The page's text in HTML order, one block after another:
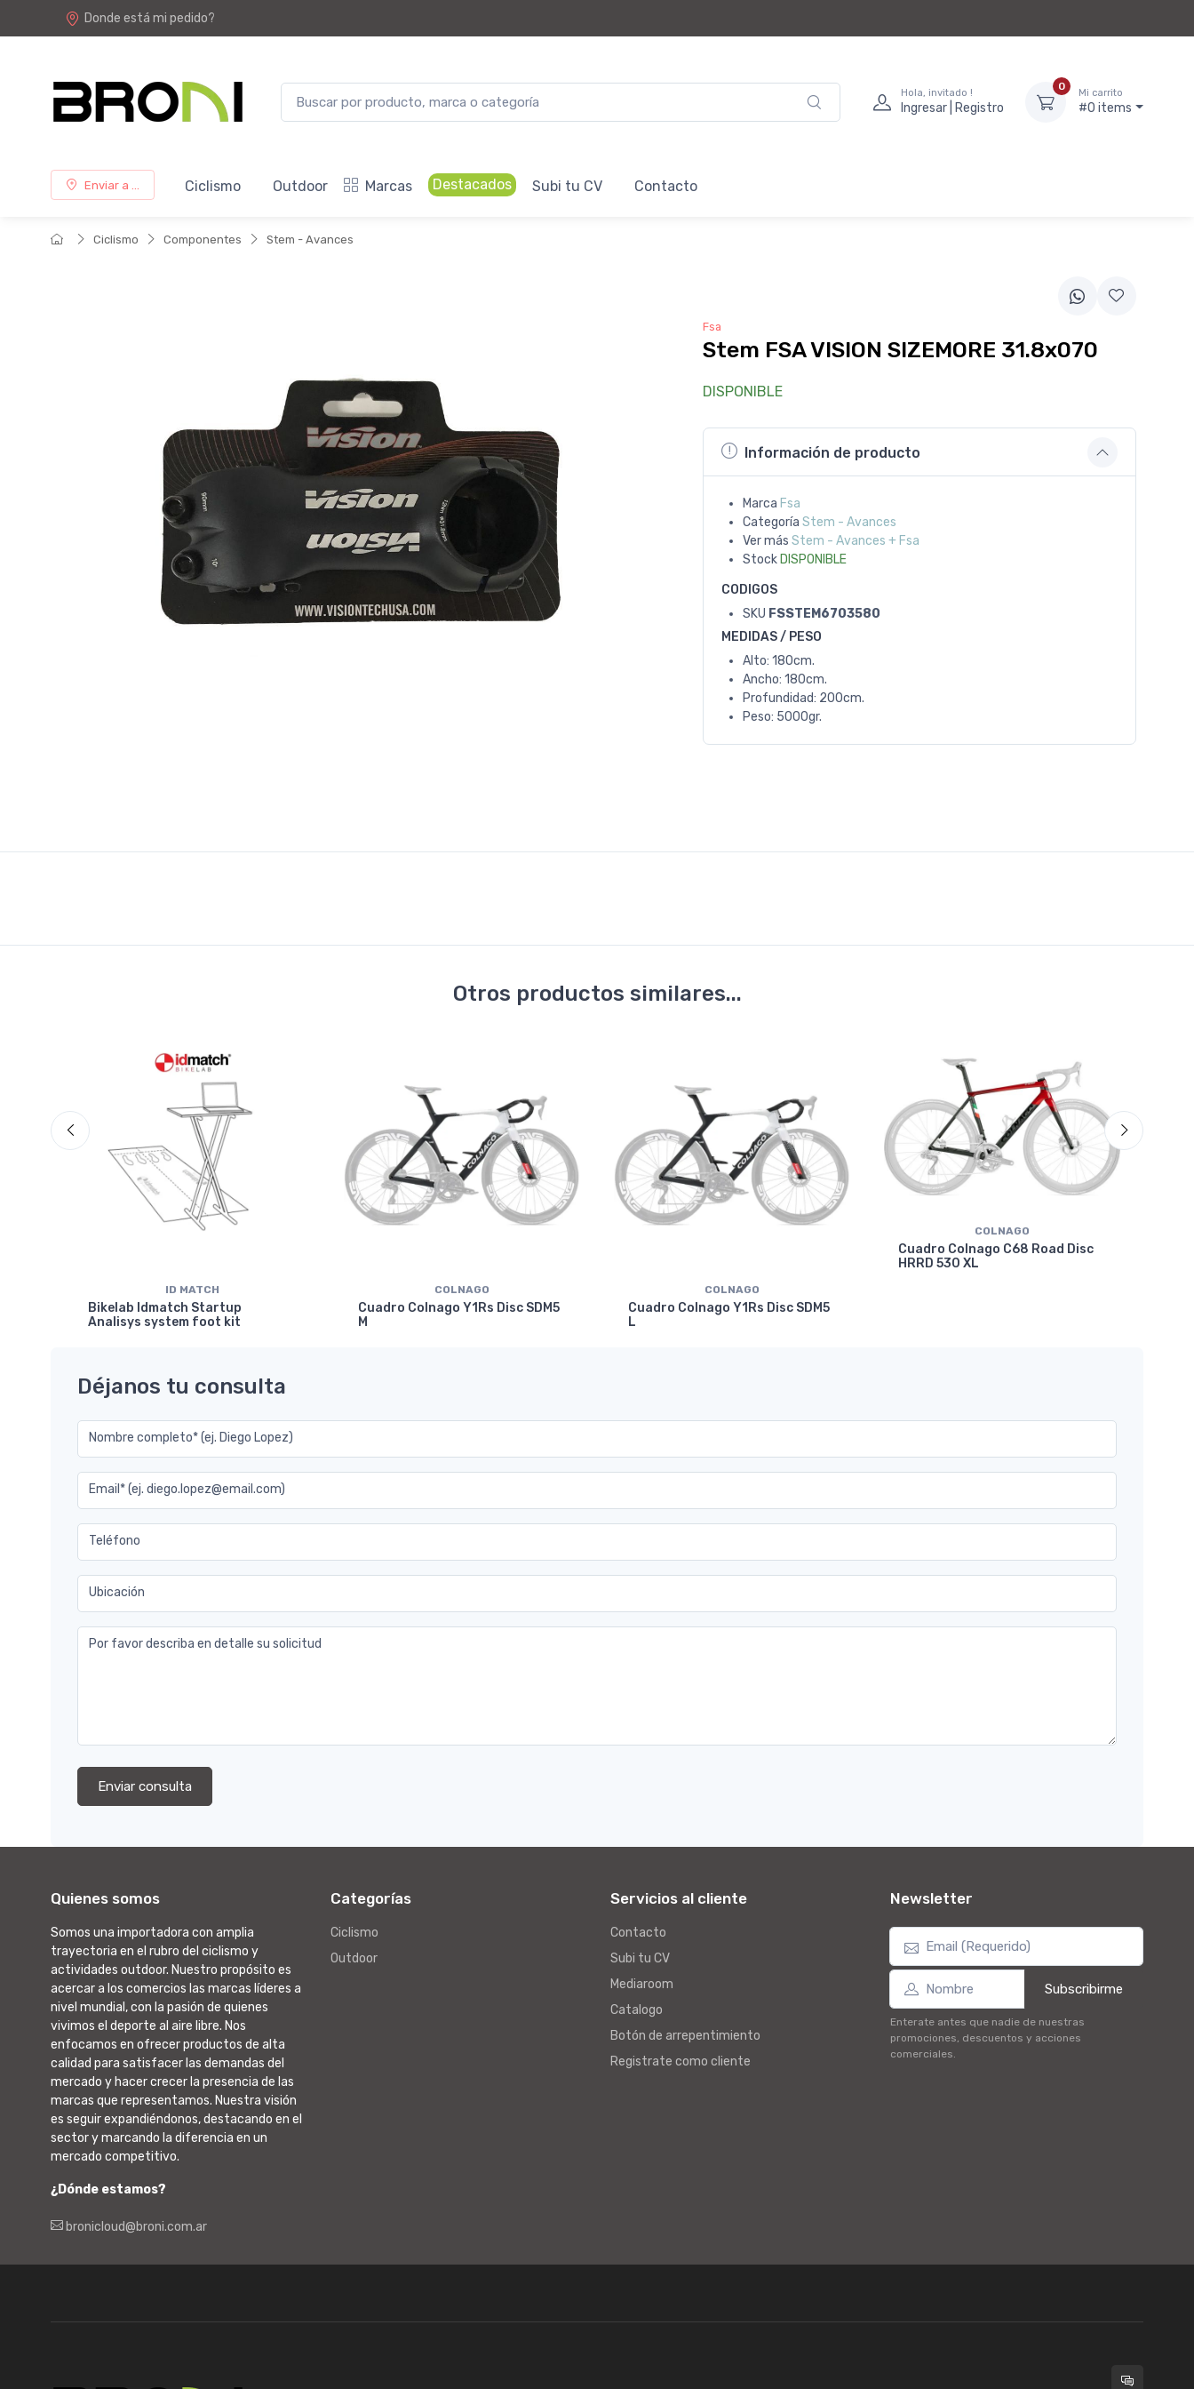
Donde está mi pedido?
Hola, invitado !
Ingresar | Registro
0
Mi carrito
#0 items
Enviar a ... Ciclismo Outdoor Marcas Destacados Subi tu CV Contacto
Ciclismo Componentes Stem - Avances
Fsa
Stem FSA VISION SIZEMORE 31.8x070
DISPONIBLE
Información de producto
Marca Fsa
Categoría Stem - Avances
Ver más Stem - Avances + Fsa
Stock DISPONIBLE
CODIGOS
SKU FSSTEM6703580
MEDIDAS / PESO
Alto: 180cm.
Ancho: 180cm.
Profundidad: 200cm.
Peso: 5000gr.
Otros productos similares...
ID MATCH
Bikelab Idmatch Startup
Analisys system foot kit
COLNAGO
Cuadro Colnago Y1Rs Disc SDM5
M
COLNAGO
Cuadro Colnago Y1Rs Disc SDM5
L
COLNAGO
Cuadro Colnago C68 Road Disc
HRRD 530 XL
Déjanos tu consulta
Nombre completo* (ej. Diego Lopez)
Email* (ej. diego.lopez@email.com)
Teléfono
Ubicación
Por favor describa en detalle su solicitud
Enviar consulta
Quienes somos
Somos una importadora con amplia
trayectoria en el rubro del ciclismo y
actividades outdoor. Nuestro propósito es
acercar a los comercios las marcas líderes a
nivel mundial, con la pasión de quienes
vivimos el deporte al aire libre. Nos
enfocamos en ofrecer productos de alta
calidad para satisfacer las demandas del
mercado y hacer crecer la presencia de las
marcas que representamos. Nuestra visión
es seguir expandiéndonos, destacando en el
sector y marcando la diferencia en un
mercado competitivo.
¿Dónde estamos?
bronicloud@broni.com.ar
Categorías
Ciclismo
Outdoor
Servicios al cliente
Contacto
Subi tu CV
Mediaroom
Catalogo
Botón de arrepentimiento
Registrate como cliente
Newsletter
Subscribirme
Enterate antes que nadie de nuestras
promociones, descuentos y acciones
comerciales.